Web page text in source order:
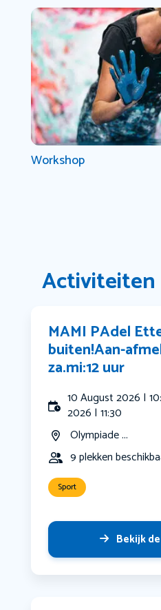
Workshop
Activiteiten
MAMI PAdel
buiten!Aan-
za.mi:12 uur
10 August 2026 |
2026 | 11:30
Olympiade ...
9 plekken
Sport
Bekijk